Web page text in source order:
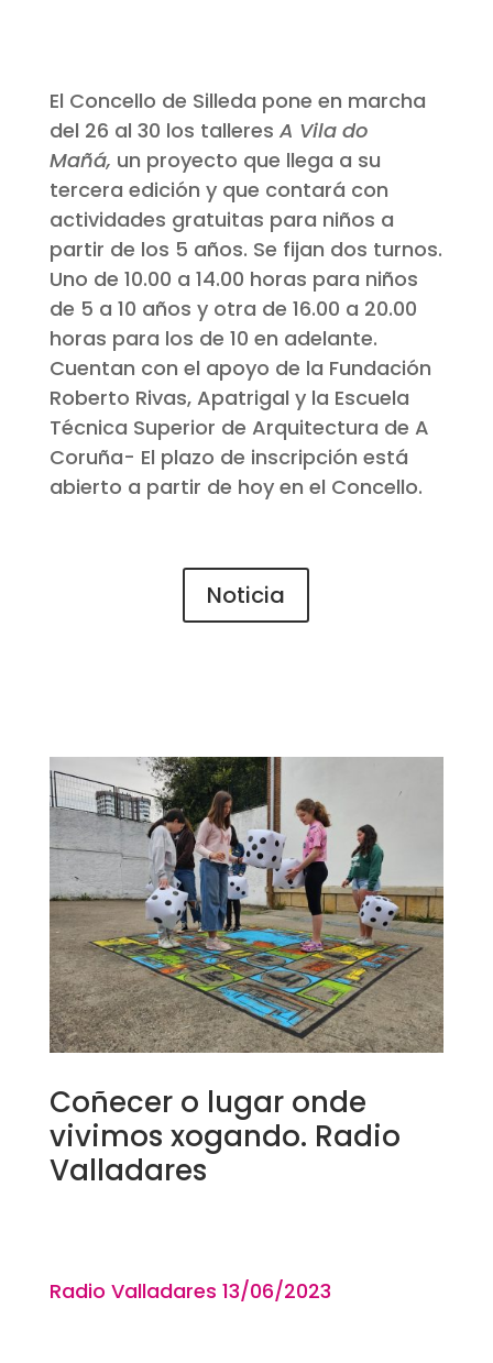
El Concello de Silleda pone en marcha
del 26 al 30 los talleres A Vila do
Mañá, un proyecto que llega a su
tercera edición y que contará con
actividades gratuitas para niños a
partir de los 5 años. Se fijan dos turnos.
Uno de 10.00 a 14.00 horas para niños
de 5 a 10 años y otra de 16.00 a 20.00
horas para los de 10 en adelante.
Cuentan con el apoyo de la Fundación
Roberto Rivas, Apatrigal y la Escuela
Técnica Superior de Arquitectura de A
Coruña- El plazo de inscripción está
abierto a partir de hoy en el Concello.
Noticia
Coñecer o lugar onde
vivimos xogando. Radio
Valladares
Radio Valladares 13/06/2023